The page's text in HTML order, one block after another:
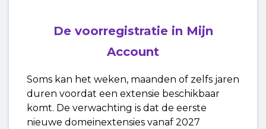
De voorregistratie in Mijn
Account
Soms kan het weken, maanden of zelfs jaren
duren voordat een extensie beschikbaar
komt. De verwachting is dat de eerste
nieuwe domeinextensies vanaf 2027